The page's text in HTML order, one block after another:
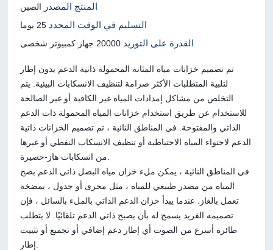
المنتج المصدر الصين
التسليم في الوقت المحدد 25 يوما
القدرة على التوريد 20000 جهاز كمبيوتر شخصى
تم تصميم خزانات مياه المثانة المحمولة ذاتية الدعم بدون إطار
لتلبية المتطلبات الأكثر صرامة لتنظيف الانسكابات البيئية. يتم
التخلص من مشاكل إمدادات المياه غير الكافية أو غير الصالحة
للاستخدام عن طريق استخدام خزانات المياه المحمولة ذات الدعم
الذاتي والمفتوحة. في المناطق النائية ، تم تصميم الخزانات ذاتية
الدعم لاحتواء المياه الاحتياطية أو تنظيف الانسكاب النفطي أو غيرها
في المناطق النائية ، يمكن ملء خزان مياه البصل ذاتي الدعم بضخ
المياه من مصدر طبيعي للمياه ، مثل مجرى أو جدول ، بمضخة
تعمل بالغاز. عندما يبدأ خزان الدعم الذاتي بالملء بالسائل ، فإن
تصميمه الفريد يسمح له بأن يصبح ذاتي الدعم تلقائيًا. لا يتطلب
طائرة أسرع من الصوت أي إطار دعم إضافي أو تجميع أو تثبيت